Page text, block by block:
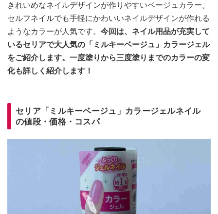
きれいめなネイルデザインが作りやすいベージュカラー。
セルフネイルでも手軽にかわいいネイルデザインが作れる
ようなカラーが人気です。 今回は、ネイル用品が充実して
いるセリアで大人気の「ミルキーベージュ」カラージェル
をご紹介します。一度塗りから三度塗りまでのカラーの変
化も詳しく紹介します！
セリア「ミルキーベージュ」カラージェルネイル
の値段・価格・コスパ